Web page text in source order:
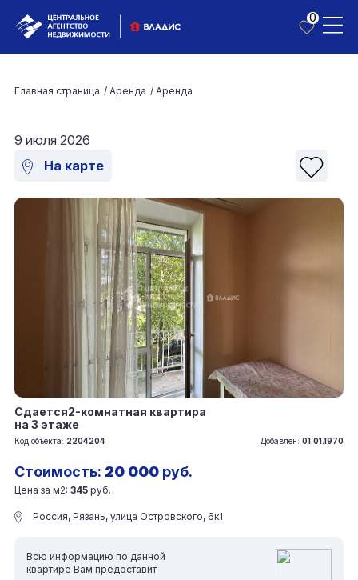
0
Главная страница / Аренда / Аренда
9 июля 2026
На карте
Сдается2-комнатная квартира
на 3 этаже
Код объекта: 2204204 Добавлен: 01.01.1970
Стоимость: 20 000 руб.
Цена за м2: 345 руб.
Россия, Рязань, улица Островского, 6к1
Всю информацию по данной
квартире Вам предоставит